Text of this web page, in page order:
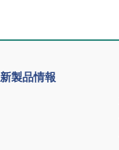
新製品情報